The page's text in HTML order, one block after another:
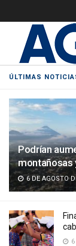
ÚLTIMAS
Podrían
montañosas
6 DE AGOSTO